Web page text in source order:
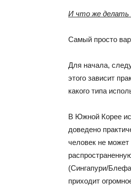
И что же делать
Самый просто
Для начала,
этого зависит
какого типа
В Южной Корее
доведено
человек не
(Сингапури/
приходит